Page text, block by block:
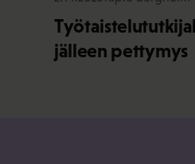
jälleen pettymys